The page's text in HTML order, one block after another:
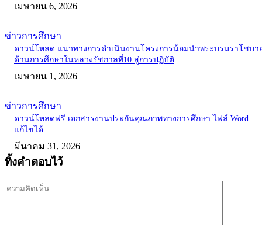
เมษายน 6, 2026
ข่าวการศึกษา
ดาวน์โหลด แนวทางการดำเนินงานโครงการน้อมนำพระบรมราโชบา
ด้านการศึกษาในหลวงรัชกาลที่10 สู่การปฏิบัติ
เมษายน 1, 2026
ข่าวการศึกษา
ดาวน์โหลดฟรี เอกสารงานประกันคุณภาพทางการศึกษา ไฟล์ Word
แก้ไขได้
มีนาคม 31, 2026
ทิ้งคำตอบไว้